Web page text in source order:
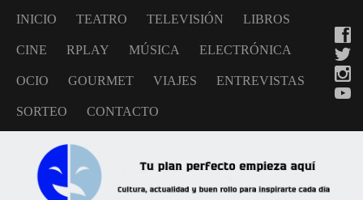
INICIO TEATRO TELEVISIÓN LIBROS
CINE RPLAY MÚSICA ELECTRÓNICA
OCIO GOURMET VIAJES ENTREVISTAS
SORTEO CONTACTO